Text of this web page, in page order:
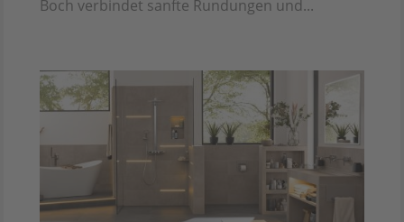
Boch verbindet sanfte Rundungen und...